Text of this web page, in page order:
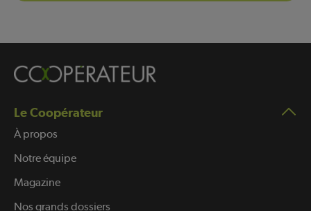
Le Coopérateur
À propos
Notre équipe
Magazine
Nos grands dossiers